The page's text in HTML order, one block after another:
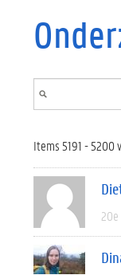
Items 5191 - 5200
20e